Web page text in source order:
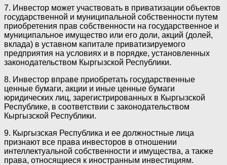
7. Инвестор может участвовать в приватизации объектов
государственной и муниципальной собственности путем
приобретения прав собственности на государственное и
муниципальное имущество или его доли, акций (долей,
вклада) в уставном капитале приватизируемого
предприятия на условиях и в порядке, установленных
законодательством Кыргызской Республики.
8. Инвестор вправе приобретать государственные
ценные бумаги, акции и иные ценные бумаги
юридических лиц, зарегистрированных в Кыргызской
Республике, в соответствии с законодательством
Кыргызской Республики.
9. Кыргызская Республика и ее должностные лица
признают все права инвесторов в отношении
интеллектуальной собственности и имущества, а также
права, относящиеся к иностранным инвестициям.